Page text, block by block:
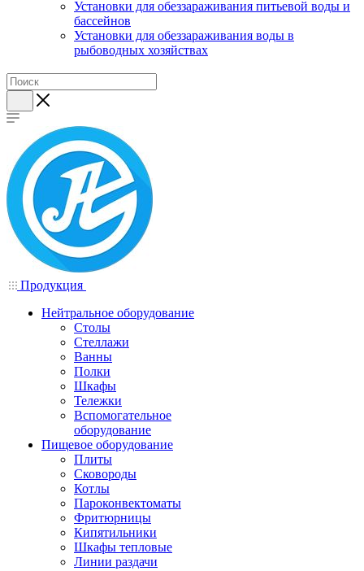
Установки для обеззараживания питьевой воды и
бассейнов
Установки для обеззараживания воды в
рыбоводных хозяйствах
Продукция
Нейтральное оборудование
Столы
Стеллажи
Ванны
Полки
Шкафы
Тележки
Вспомогательное
оборудование
Пищевое оборудование
Плиты
Сковороды
Котлы
Пароконвектоматы
Фритюрницы
Кипятильники
Шкафы тепловые
Линии раздачи